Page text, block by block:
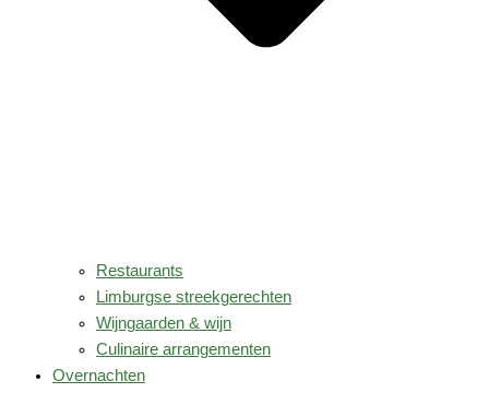
Restaurants
Limburgse streekgerechten
Wijngaarden & wijn
Culinaire arrangementen
Overnachten